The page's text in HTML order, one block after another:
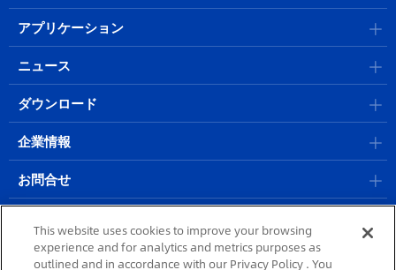
アプリケーション
ニュース
ダウンロード
企業情報
お問合せ
This website uses cookies to improve your browsing
experience and for analytics and metrics purposes as
outlined and in accordance with our Privacy Policy . You